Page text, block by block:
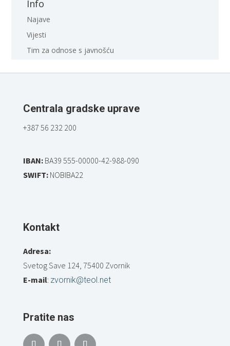
Info
Najave
Vijesti
Tim za odnose s javnošću
Centrala gradske uprave
+387 56 232 200
IBAN:BA39 555-00000-42-988-090
SWIFT:NOBIBA22
Kontakt
Adresa:
Svetog Save 124, 75400 Zvornik
E-mail: zvornik@teol.net
Pratite nas